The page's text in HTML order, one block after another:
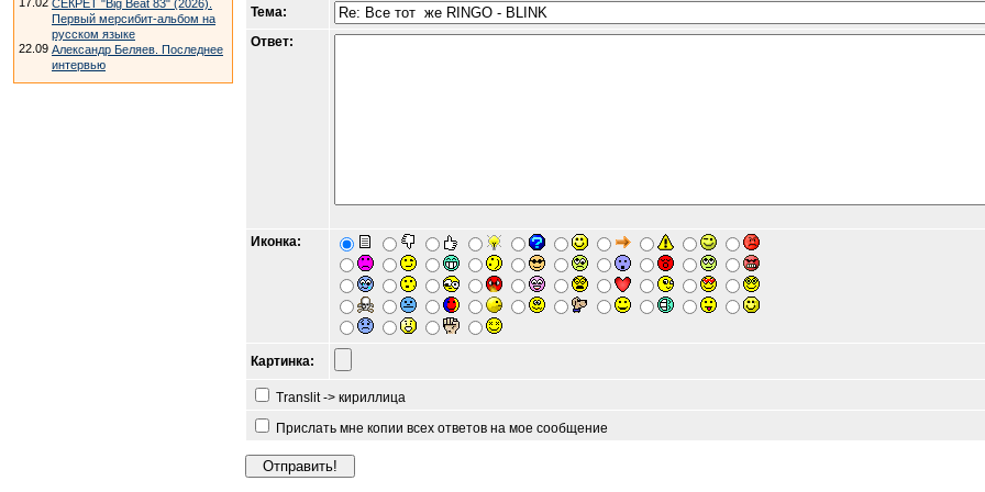
СЕКРЕТ "Big Beat 83" (2026).
Первый мерсибит-альбом на
русском языке
22.09 Александр Беляев. Последнее
интервью
Тема:
Ответ:
Иконка:
Картинка:
Translit -> кириллица
Прислать мне копии всех ответов на мое сообщение